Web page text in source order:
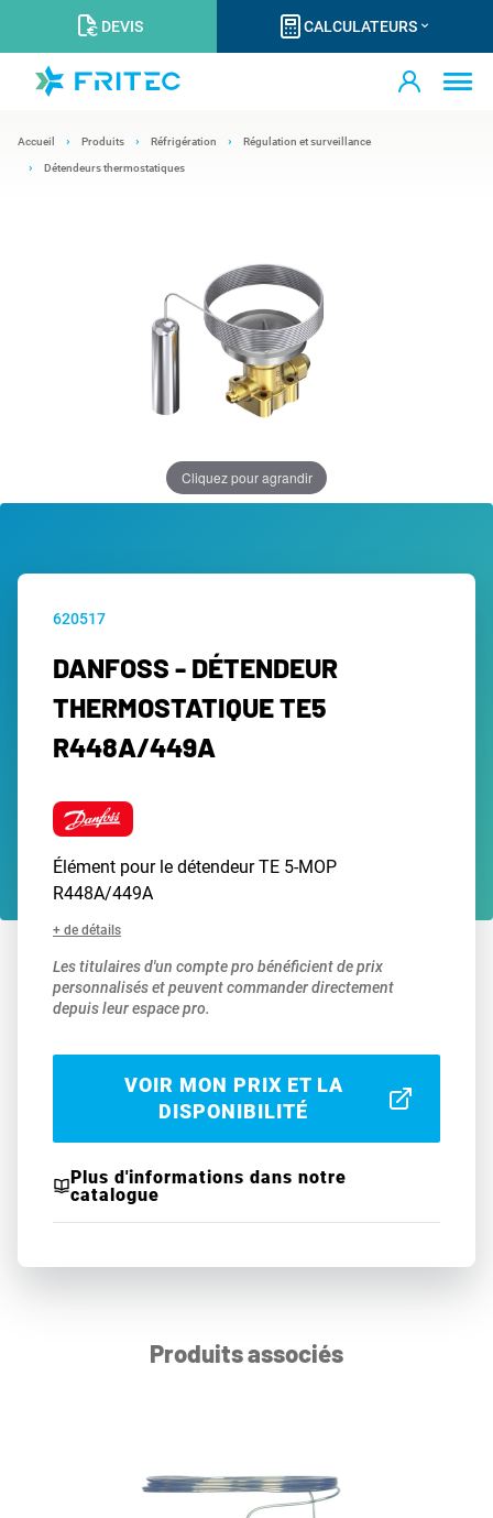
DEVIS CALCULATEURS
Accueil Produits Réfrigération Régulation et surveillance
Détendeurs thermostatiques
Cliquez pour agrandir
620517
DANFOSS - DÉTENDEUR
THERMOSTATIQUE TE5
R448A/449A
Élément pour le détendeur TE 5-MOP
R448A/449A
+ de détails
Les titulaires d'un compte pro bénéficient de prix
personnalisés et peuvent commander directement
depuis leur espace pro.
VOIR MON PRIX ET LA
DISPONIBILITÉ
Plus d'informations dans notre
catalogue
Produits associés